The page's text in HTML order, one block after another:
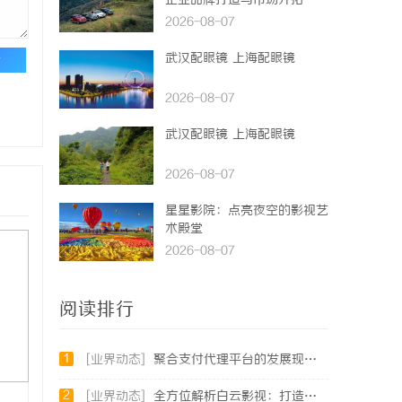
2026-08-07
武汉配眼镜 上海配眼镜
2026-08-07
武汉配眼镜 上海配眼镜
2026-08-07
星星影院：点亮夜空的影视艺
术殿堂
2026-08-07
阅读排行
1 [业界动态] 聚合支付代理平台的发展现状与未来机遇深度解析
2 [业界动态] 全方位解析白云影视：打造精彩视听盛宴的新锐平台